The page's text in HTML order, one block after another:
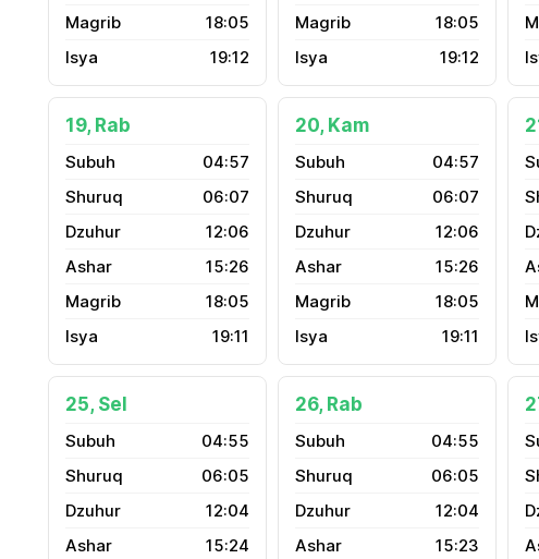
18:05
19:12
18:05
19:12
19, Rab
04:57
06:07
12:06
15:26
18:05
19:11
20, Kam
04:57
06:07
12:06
15:26
18:05
19:11
25, Sel
04:55
06:05
12:04
15:24
26, Rab
04:55
06:05
12:04
15:23